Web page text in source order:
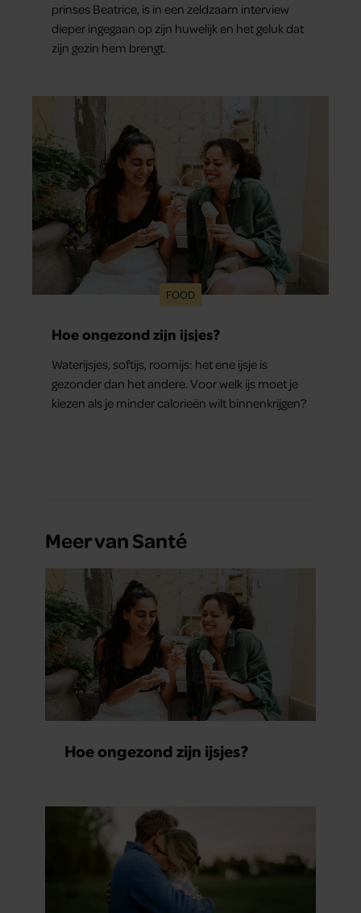
prinses Beatrice, is in een zeldzaam interview
dieper ingegaan op zijn huwelijk en het geluk dat
zijn gezin hem brengt.
FOOD
Hoe ongezond zijn ijsjes?
Waterijsjes, softijs, roomijs: het ene ijsje is
gezonder dan het andere. Voor welk ijs moet je
kiezen als je minder calorieën wilt binnenkrijgen?
Meer van Santé
Hoe ongezond zijn ijsjes?